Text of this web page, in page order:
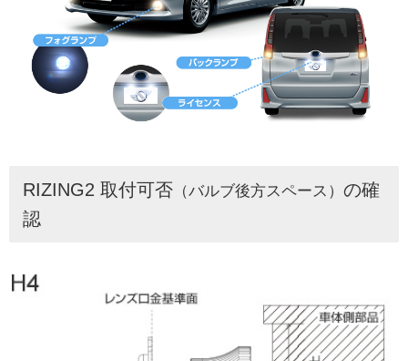
RIZING2 取付可否 （バルブ後方スペース） の確
認